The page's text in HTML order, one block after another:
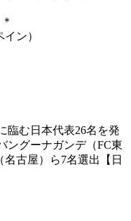
ン）
臨む日本代表26名を発
ングーナガンデ（FC東
古屋）ら7名選出【日